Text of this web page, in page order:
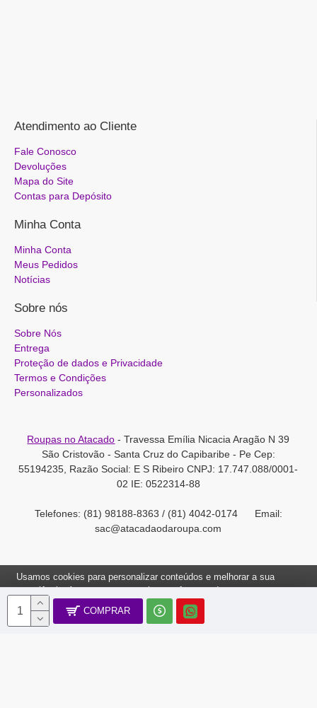
COMPRAR
Atendimento ao Cliente
Fale Conosco
Devoluções
Mapa do Site
Contas para Depósito
Minha Conta
Minha Conta
Meus Pedidos
Notícias
Sobre nós
Sobre Nós
Entrega
Proteção de dados e Privacidade
Termos e Condições
Personalizados
Roupas no Atacado - Travessa Emília Nicacia Aragão N 39
São Cristovão - Santa Cruz do Capibaribe - Pe Cep:
55194235, Razão Social: E S Ribeiro CNPJ: 17.747.088/0001-
02 IE: 0522314-88
Telefones: (81) 98188-8363 / (81) 4042-0174 Email:
sac@atacadaodaroupa.com
Roupas no Atacado 2012-2022, Todos os direitos reservados.
Usamos cookies para personalizar conteúdos e melhorar a sua
experiência. Ao navegar neste site, você concorda com a nossa
Política de Cookies.